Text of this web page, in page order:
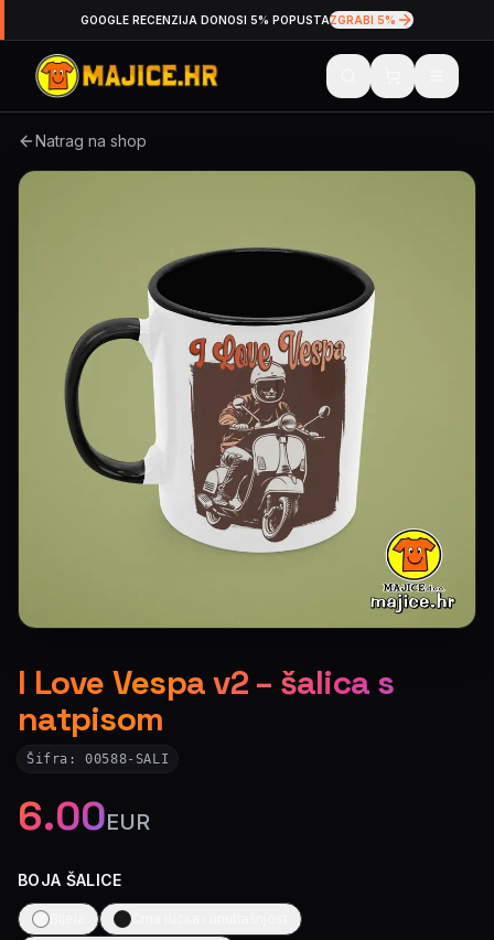
GOOGLE RECENZIJA DONOSI 5% POPUSTAZGRABI 5%
Natrag na shop
I Love Vespa v2 – šalica s
natpisom
Šifra:00588-SALI
6.00EUR
BOJA ŠALICE